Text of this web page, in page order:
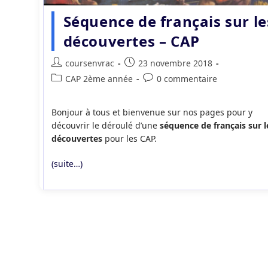
Séquence de français sur
découvertes – CAP
Auteur/autrice
de
coursenvrac
Publication
publiée :
23 novembre 2018
PostCAP 2ème année
Commentaires
publication :
0 commentaire
Bonjour à tous et bienvenue sur nos pages pour y
découvrir le déroulé d’une séquence de français sur
découvertespour les CAP.
(suite…)